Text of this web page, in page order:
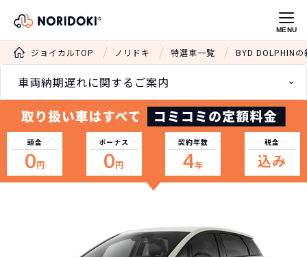
MENU
ジョイカルTOP ノリドキ 特選車一覧 BYD DOLPHIN
車両納期遅れに関するご案内
頭金
0円
ボーナス
0円
契約年数
4年
税金
込み